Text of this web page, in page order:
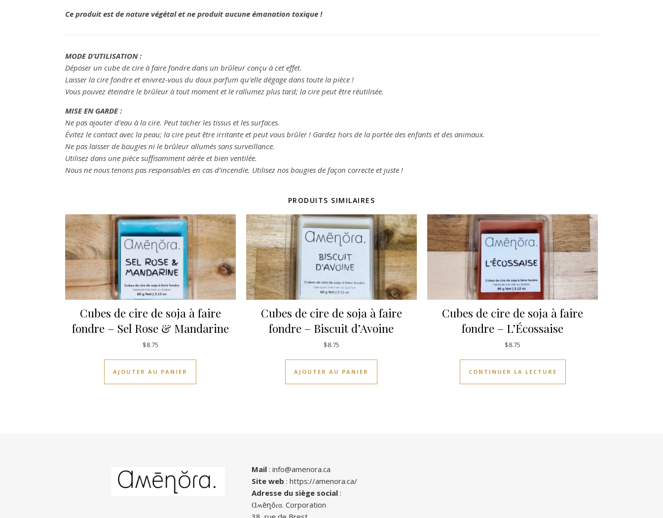
Ce produit est de nature végétal et ne produit aucune émanation toxique !
MODE D’UTILISATION :
Déposer un cube de cire à faire fondre dans un brûleur conçu à cet effet.
Laisser la cire fondre et enivrez-vous du doux parfum qu’elle dégage dans toute la pièce !
Vous pouvez éteindre le brûleur à tout moment et le rallumez plus tard; la cire peut être réutilisée.
MISE EN GARDE :
Ne pas ajouter d’eau à la cire. Peut tacher les tissus et les surfaces.
Évitez le contact avec la peau; la cire peut être irritante et peut vous brûler ! Gardez hors de la portée des enfants et des animaux.
Ne pas laisser de bougies ni le brûleur allumés sans surveillance.
Utilisez dans une pièce suffisamment aérée et bien ventilée.
Nous ne nous tenons pas responsables en cas d’incendie. Utilisez nos bougies de façon correcte et juste !
PRODUITS SIMILAIRES
Cubes de cire de soja à faire
fondre – Sel Rose & Mandarine
$8.75
AJOUTER AU PANIER
Cubes de cire de soja à faire
fondre – Biscuit d’Avoine
$8.75
AJOUTER AU PANIER
Cubes de cire de soja à faire
fondre – L’Écossaise
$8.75
CONTINUER LA LECTURE
Mail : info@amenora.ca
Site web : https://amenora.ca/
Adresse du siège social :
Ɑʍēղŏɾɑ. Corporation